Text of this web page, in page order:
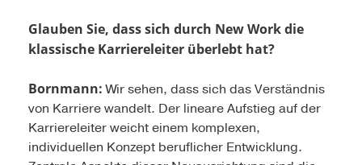
Glauben Sie, dass sich durch New Work die
klassische Karriereleiter überlebt hat?
Bornmann:Wir sehen, dass sich das Verständnis
von Karriere wandelt. Der lineare Aufstieg auf der
Karriereleiter weicht einem komplexen,
individuellen Konzept beruflicher Entwicklung.